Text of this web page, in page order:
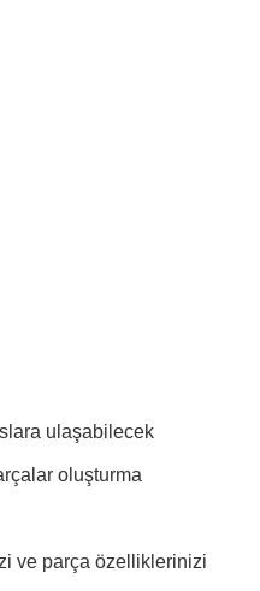
ulaşabilecek
oluşturma
ve parça özelliklerinizi